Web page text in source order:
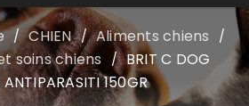
/ CHIEN / Aliments chiens /
soins chiens / BRIT C DOG
150GR